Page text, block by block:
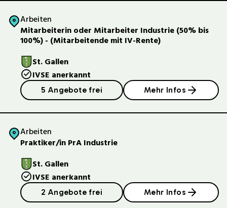
Arbeiten
Mitarbeiterin oder Mitarbeiter Industrie (50% bis
100%) - (Mitarbeitende mit IV-Rente)
St. Gallen
IVSE anerkannt
5 Angebote frei Mehr Infos
Arbeiten
Praktiker/in PrA Industrie
St. Gallen
IVSE anerkannt
2 Angebote frei Mehr Infos